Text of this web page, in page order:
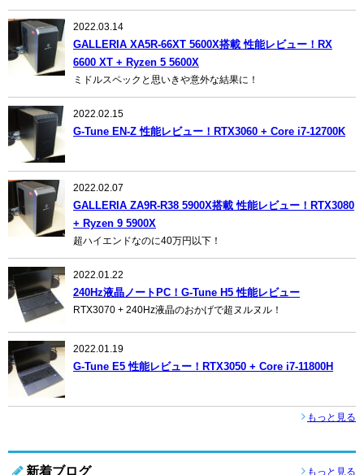
2022.03.14
GALLERIA XA5R-66XT 5600X搭載 性能レビュー！RX
6600 XT + Ryzen 5 5600X
ミドルスペックと思いきや意外な結果に！
2022.02.15
G-Tune EN-Z 性能レビュー！RTX3060 + Core i7-12700K
2022.02.07
GALLERIA ZA9R-R38 5900X搭載 性能レビュー！RTX3080
+ Ryzen 9 5900X
超ハイエンドなのに40万円以下！
2022.01.22
240Hz液晶ノートPC！G-Tune H5 性能レビュー
RTX3070 + 240Hz液晶のおかげで超ヌルヌル！
2022.01.19
G-Tune E5 性能レビュー！RTX3050 + Core i7-11800H
もっと見る
新着ブログ もっと見る